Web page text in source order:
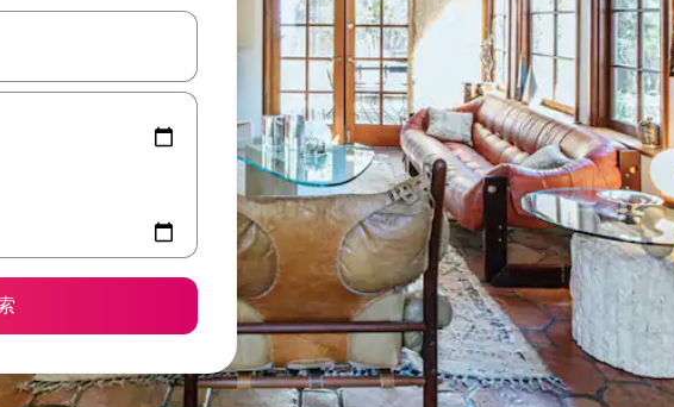
下の矢印キーを使って移動するか、画面をタッチまたはスワイプして検索結果を確認す